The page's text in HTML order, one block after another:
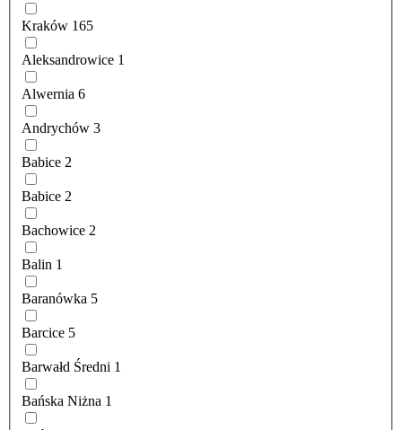
Kraków 165
Aleksandrowice 1
Alwernia 6
Andrychów 3
Babice 2
Babice 2
Bachowice 2
Balin 1
Baranówka 5
Barcice 5
Barwałd Średni 1
Bańska Niżna 1